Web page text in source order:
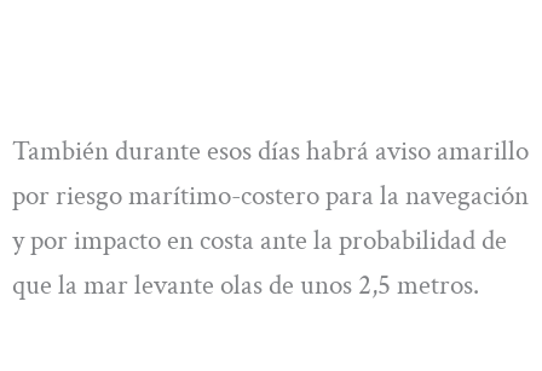
También durante esos días habrá aviso amarillo
por riesgo marítimo-costero para la navegación
y por impacto en costa ante la probabilidad de
que la mar levante olas de unos 2,5 metros.